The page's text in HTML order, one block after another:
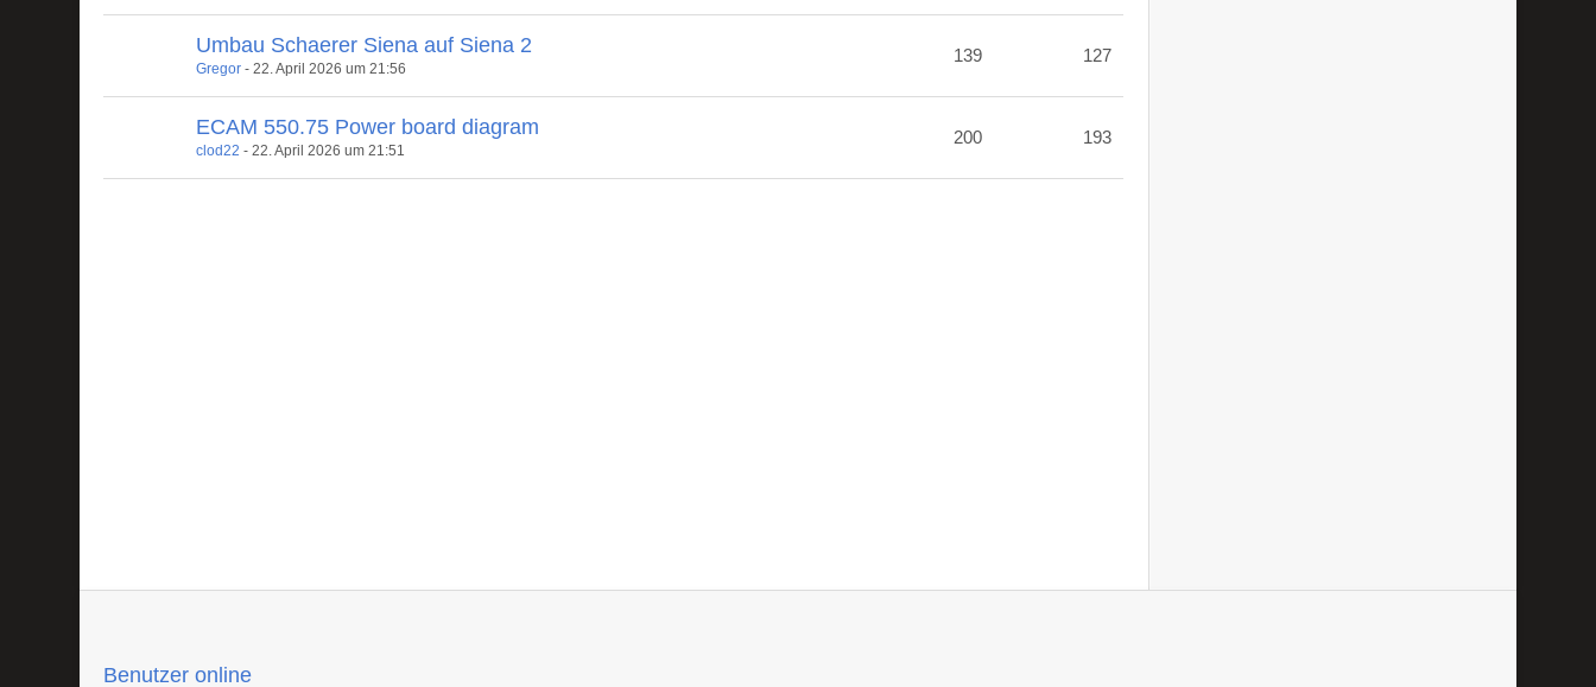
Umbau Schaerer Siena auf Siena 2
Gregor -22. April 2026 um 21:56
139 127
ECAM 550.75 Power board diagram
clod22 -22. April 2026 um 21:51
200 193
Benutzer online